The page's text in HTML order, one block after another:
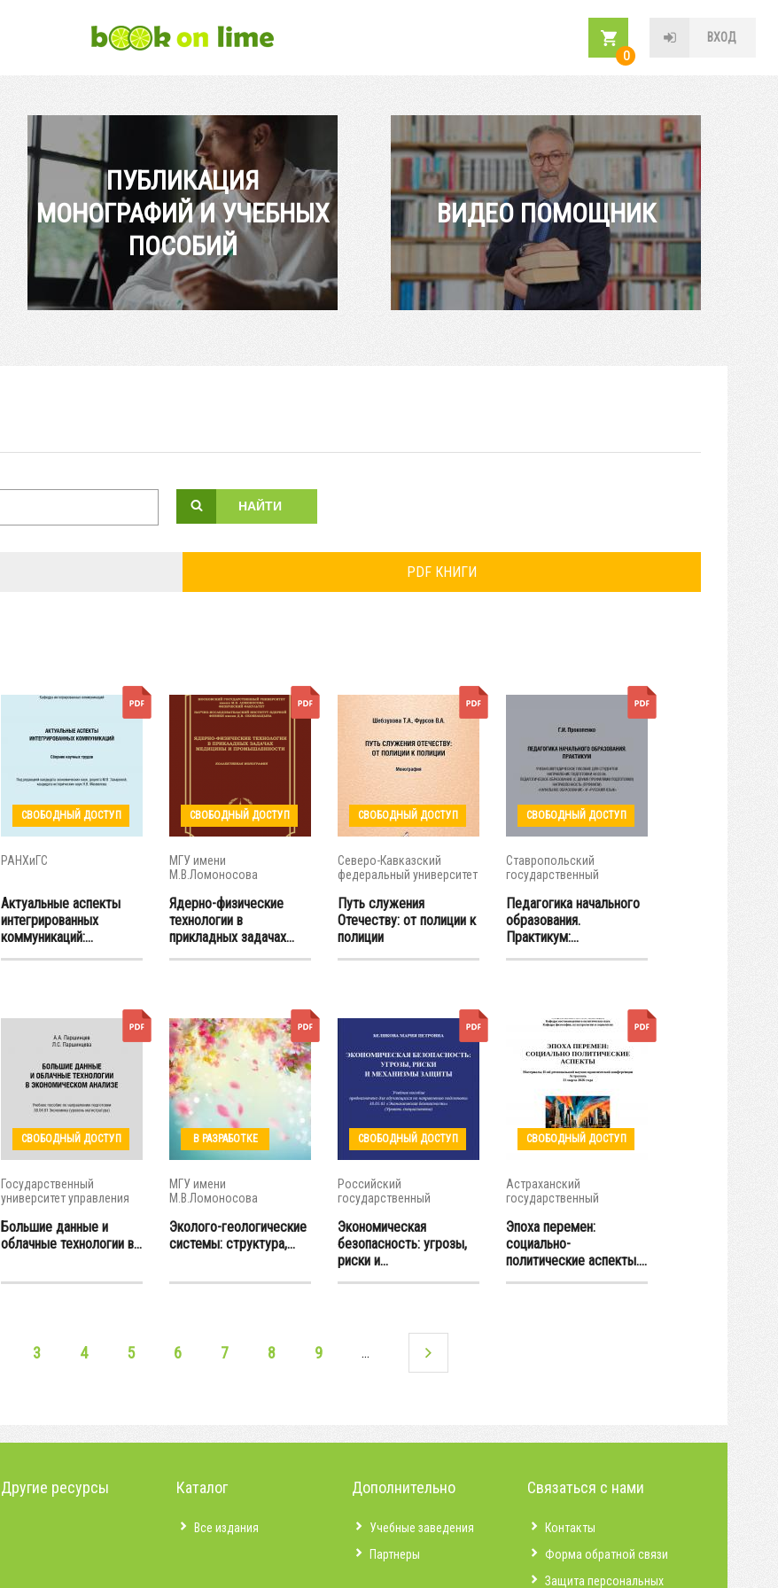
ВХОД
0
ПУБЛИКАЦИЯ
МОНОГРАФИЙ И УЧЕБНЫХ
ПОСОБИЙ
ВИДЕО ПОМОЩНИК
PDF КНИГИ
СВОБОДНЫЙ ДОСТУП
РАНХиГС
Актуальные аспекты
интегрированных
коммуникаций:...
СВОБОДНЫЙ ДОСТУП
МГУ имени
М.В.Ломоносова
Ядерно-физические
технологии в
прикладных задачах...
СВОБОДНЫЙ ДОСТУП
Северо-Кавказский
федеральный университет
Путь служения
Отечеству: от полиции к
полиции
СВОБОДНЫЙ ДОСТУП
Ставропольский
государственный
Педагогика начального
образования.
Практикум:...
СВОБОДНЫЙ ДОСТУП
Государственный
университет управления
Большие данные и
облачные технологии в...
В РАЗРАБОТКЕ
МГУ имени
М.В.Ломоносова
Эколого-геологические
системы: структура,...
СВОБОДНЫЙ ДОСТУП
Российский
государственный
Экономическая
безопасность: угрозы,
риски и...
СВОБОДНЫЙ ДОСТУП
Астраханский
государственный
Эпоха перемен:
социально-
политические аспекты....
3 4 5 6 7 8 9 …
Другие ресурсы Каталог
Все издания
Дополнительно
Учебные заведения
Партнеры
Связаться с нами
Контакты
Форма обратной связи
Защита персональных